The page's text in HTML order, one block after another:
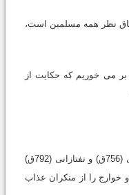
نظر همه مسلمین است،
مى خوریم که حکایت از
اشعرى (324ق)، علامه حلى (726ق)، ایجى (756ق) و تفتازانى (792ق)
خوارج را از منکران عذاب